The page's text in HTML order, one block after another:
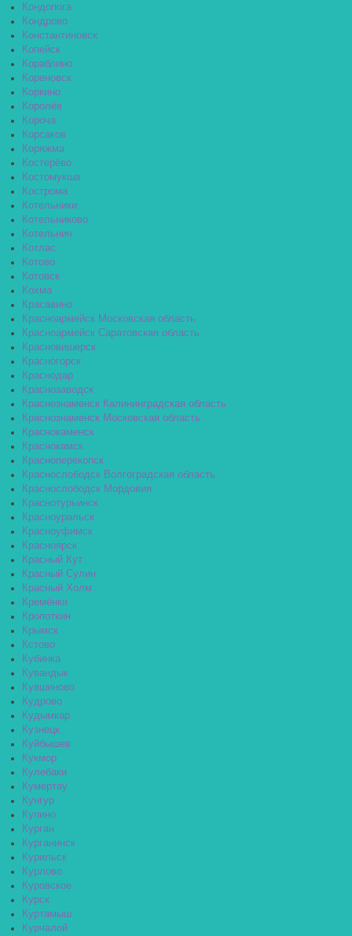
Кондопога
Кондрово
Константиновск
Копейск
Кораблино
Кореновск
Коркино
Королёв
Короча
Корсаков
Коряжма
Костерёво
Костомукша
Кострома
Котельники
Котельниково
Котельнич
Котлас
Котово
Котовск
Кохма
Красавино
Красноармейск Московская область
Красноармейск Саратовская область
Красновишерск
Красногорск
Краснодар
Краснозаводск
Краснознаменск Калининградская область
Краснознаменск Московская область
Краснокаменск
Краснокамск
Красноперекопск
Краснослободск Волгоградская область
Краснослободск Мордовия
Краснотурьинск
Красноуральск
Красноуфимск
Красноярск
Красный Кут
Красный Сулин
Красный Холм
Кремёнки
Кропоткин
Крымск
Кстово
Кубинка
Кувандык
Кувшиново
Кудрово
Кудымкар
Кузнецк
Куйбышев
Кукмор
Кулебаки
Кумертау
Кунгур
Купино
Курган
Курганинск
Курильск
Курлово
Куровское
Курск
Куртамыш
Курчалой